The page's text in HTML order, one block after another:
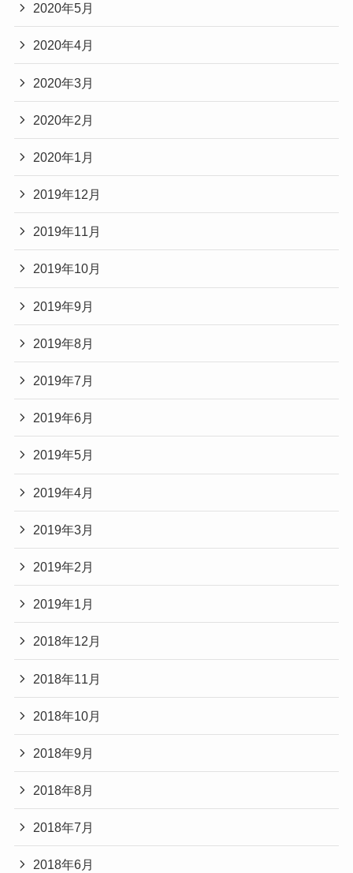
2020年5月
2020年4月
2020年3月
2020年2月
2020年1月
2019年12月
2019年11月
2019年10月
2019年9月
2019年8月
2019年7月
2019年6月
2019年5月
2019年4月
2019年3月
2019年2月
2019年1月
2018年12月
2018年11月
2018年10月
2018年9月
2018年8月
2018年7月
2018年6月